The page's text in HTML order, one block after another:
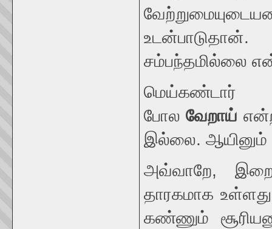
சம்பந்தமில்லை
மெய்கண்டார்
போலவேறாய்
இல்லை. ஆயினும்
அவ்வாறே,
தாரகமாக
கண்ணும்